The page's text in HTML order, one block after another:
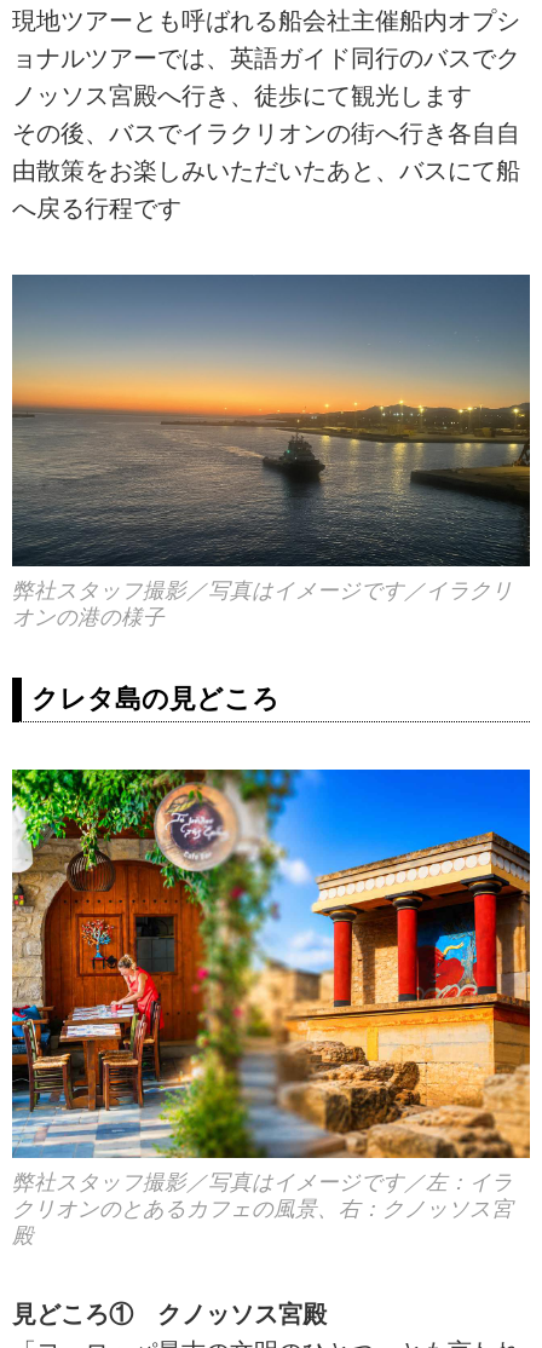
現地ツアーとも呼ばれる船会社主催船内オプシ
ョナルツアーでは、英語ガイド同行のバスでク
ノッソス宮殿へ行き、徒歩にて観光します
その後、バスでイラクリオンの街へ行き各自自
由散策をお楽しみいただいたあと、バスにて船
へ戻る行程です
弊社スタッフ撮影／写真はイメージです／イラクリ
オンの港の様子
クレタ島の見どころ
弊社スタッフ撮影／写真はイメージです／左：イラ
クリオンのとあるカフェの風景、右：クノッソス宮
殿
見どころ① クノッソス宮殿